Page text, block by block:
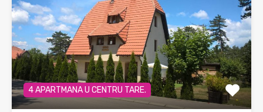
4 APARTMANA U CENTRU TARE.